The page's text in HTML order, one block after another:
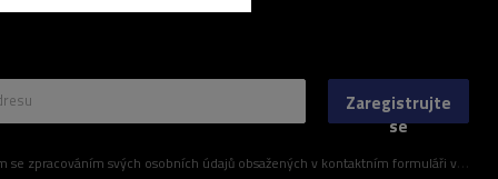
svých osobních údajů obsažených v kontaktním formuláři v souladu s nařízením Evropského parlamentu a Rady (EU)
Zaregistrujte
se